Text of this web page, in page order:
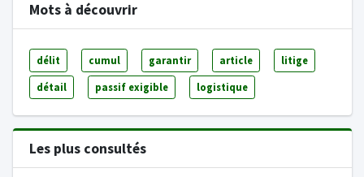
Mots à découvrir
délit cumul garantir article litige
détail passif exigible logistique
Les plus consultés